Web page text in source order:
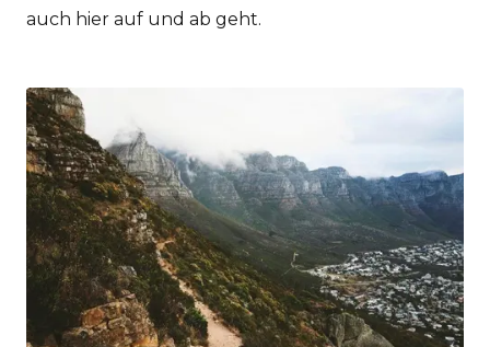
auch hier auf und ab geht.